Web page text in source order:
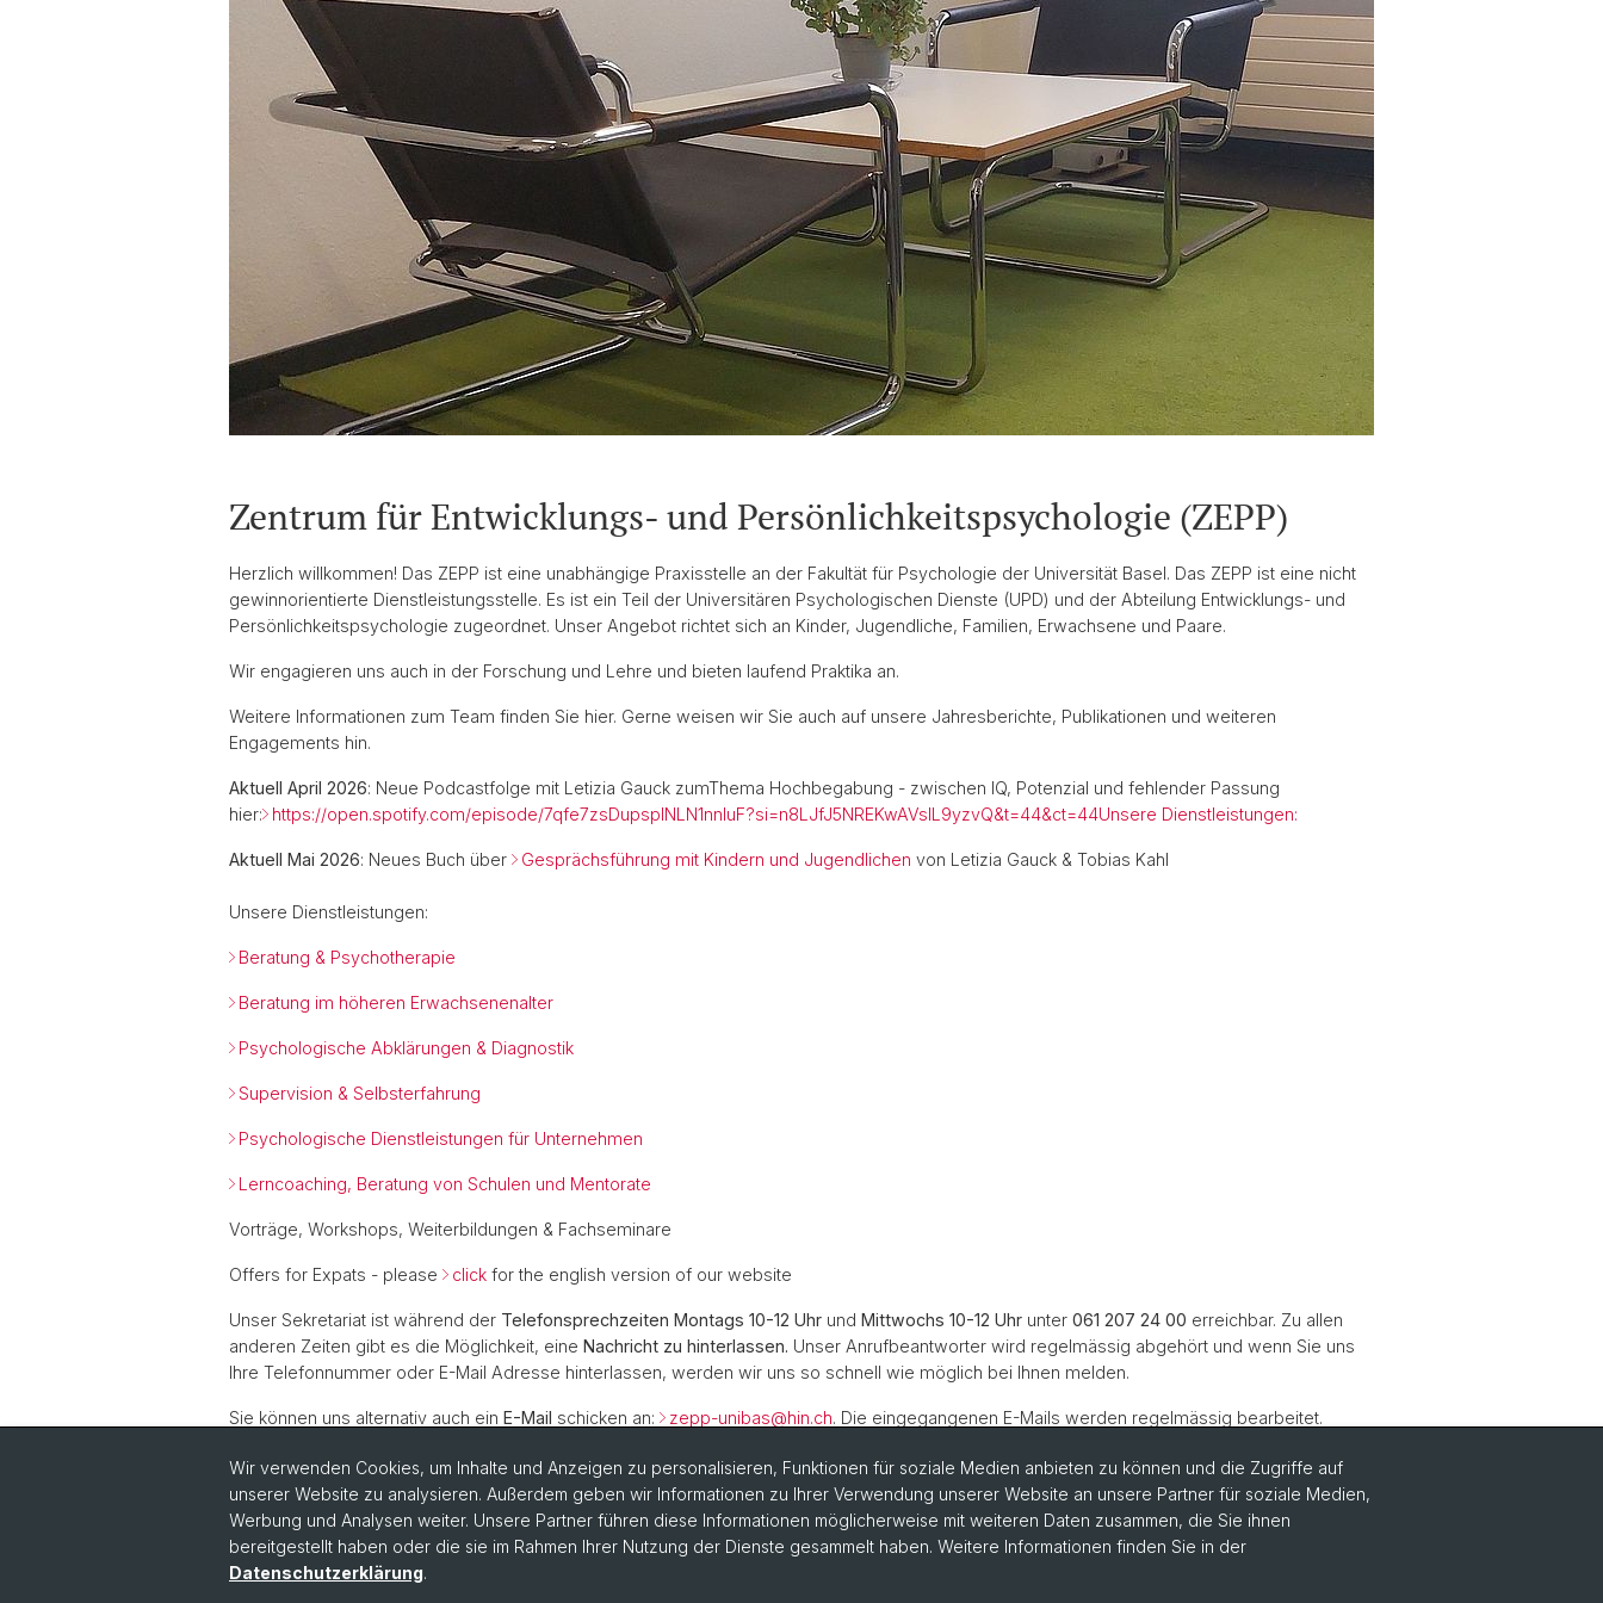
Zentrum für Entwicklungs- und Persönlichkeitspsychologie (ZEPP)
Herzlich willkommen! Das ZEPP ist eine unabhängige Praxisstelle an der Fakultät für Psychologie der Universität Basel. Das ZEPP ist eine nicht
gewinnorientierte Dienstleistungsstelle. Es ist ein Teil der Universitären Psychologischen Dienste (UPD) und der Abteilung Entwicklungs- und
Persönlichkeitspsychologie zugeordnet. Unser Angebot richtet sich an Kinder, Jugendliche, Familien, Erwachsene und Paare.
Wir engagieren uns auch in der Forschung und Lehre und bieten laufend Praktika an.
Weitere Informationen zum Team finden Sie hier. Gerne weisen wir Sie auch auf unsere Jahresberichte, Publikationen und weiteren
Engagements hin.
Aktuell April 2026: Neue Podcastfolge mit Letizia Gauck zumThema Hochbegabung - zwischen IQ, Potenzial und fehlender Passung
hier: https://open.spotify.com/episode/7qfe7zsDupsplNLN1nnIuF?si=n8LJfJ5NREKwAVsIL9yzvQ&t=44&ct=44Unsere Dienstleistungen:
Aktuell Mai 2026: Neues Buch über Gesprächsführung mit Kindern und Jugendlichen von Letizia Gauck & Tobias Kahl
Unsere Dienstleistungen:
Beratung & Psychotherapie
Beratung im höheren Erwachsenenalter
Psychologische Abklärungen & Diagnostik
Supervision & Selbsterfahrung
Psychologische Dienstleistungen für Unternehmen
Lerncoaching, Beratung von Schulen und Mentorate
Vorträge, Workshops, Weiterbildungen & Fachseminare
Offers for Expats - please click for the english version of our website
Unser Sekretariat ist während der Telefonsprechzeiten Montags 10-12 Uhr und Mittwochs 10-12 Uhr unter 061 207 24 00 erreichbar. Zu allen
anderen Zeiten gibt es die Möglichkeit, eine Nachricht zu hinterlassen. Unser Anrufbeantworter wird regelmässig abgehört und wenn Sie uns
Ihre Telefonnummer oder E-Mail Adresse hinterlassen, werden wir uns so schnell wie möglich bei Ihnen melden.
Sie können uns alternativ auch ein E-Mail schicken an: zepp-unibas@hin.ch. Die eingegangenen E-Mails werden regelmässig bearbeitet.
Wir danken Ihnen für Ihr Verständnis und wünschen Ihnen guteGesundheit.
Wir verwenden Cookies, um Inhalte und Anzeigen zu personalisieren, Funktionen für soziale Medien anbieten zu können und die Zugriffe auf
unserer Website zu analysieren. Außerdem geben wir Informationen zu Ihrer Verwendung unserer Website an unsere Partner für soziale Medien,
Werbung und Analysen weiter. Unsere Partner führen diese Informationen möglicherweise mit weiteren Daten zusammen, die Sie ihnen
bereitgestellt haben oder die sie im Rahmen Ihrer Nutzung der Dienste gesammelt haben. Weitere Informationen finden Sie in der
Datenschutzerklärung.